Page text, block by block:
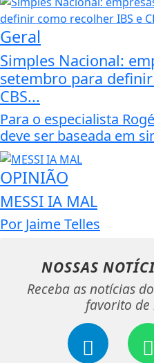
Geral
Simples Nacional:
setembro para
CBS...
Para o especialista
deve ser baseada em
OPINIÃO
MESSI IA MAL
Por Jaime Telles
NOSSAS
Receba as notícias
favorito de